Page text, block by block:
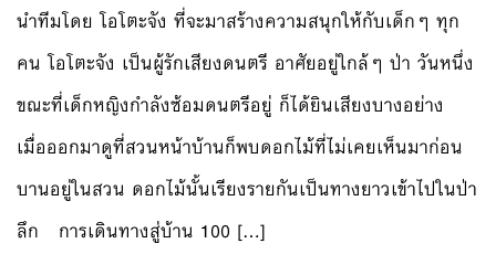
นำทีมโดย โอโตะจัง ที่จะมาสร้างความสนุกให้กับเด็กๆ ทุก
คน โอโตะจัง เป็นผู้รักเสียงดนตรี อาศัยอยู่ใกล้ๆ ป่า วันหนึ่ง
ขณะที่เด็กหญิงกำลังซ้อมดนตรีอยู่ ก็ได้ยินเสียงบางอย่าง
เมื่อออกมาดูที่สวนหน้าบ้านก็พบดอกไม้ที่ไม่เคยเห็นมาก่อน
บานอยู่ในสวน ดอกไม้นั้นเรียงรายกันเป็นทางยาวเข้าไปในป่า
ลึก การเดินทางสู่บ้าน 100 […]